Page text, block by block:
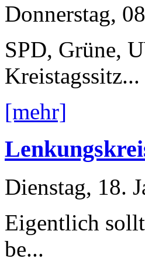
Donnerstag,
SPD, Grüne,
Kreistagssitz...
[mehr]
Dienstag, 18.
Eigentlich
be...